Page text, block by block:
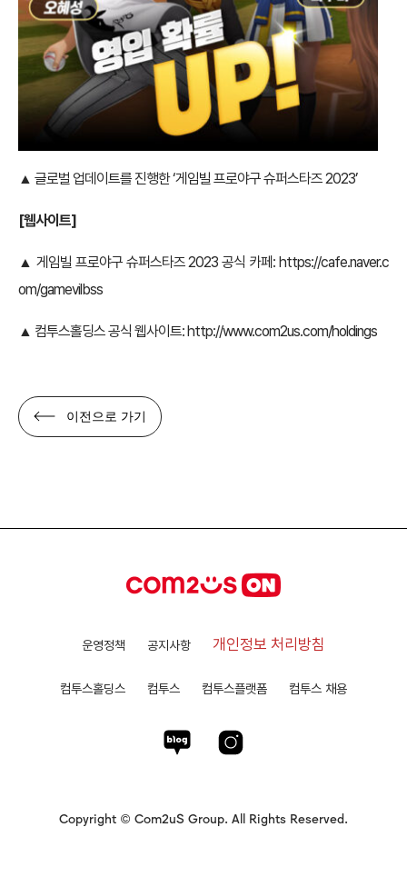
▲ 글로벌 업데이트를 진행한 ‘게임빌 프로야구 슈퍼스타즈 2023’
[웹사이트]
▲ 게임빌 프로야구 슈퍼스타즈 2023 공식 카페: https://cafe.naver.c
om/gamevilbss
▲ 컴투스홀딩스 공식 웹사이트: http://www.com2us.com/holdings
이전으로 가기
운영정책 공지사항 개인정보 처리방침
컴투스홀딩스 컴투스 컴투스플랫폼 컴투스 채용
Copyright © Com2uS Group. All Rights Reserved.